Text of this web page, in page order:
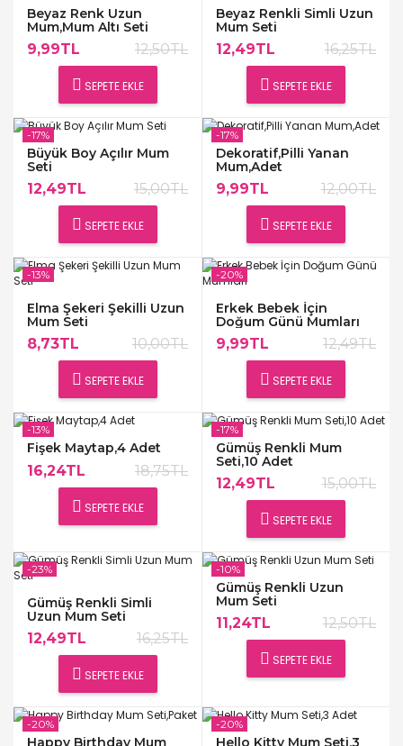
Beyaz Renk Uzun
Mum,Mum Altı Seti
9,99TL 12,50TL
SEPETE EKLE
Beyaz Renkli Simli Uzun
Mum Seti
12,49TL 16,25TL
SEPETE EKLE
Büyük Boy Açılır Mum
Seti
12,49TL 15,00TL
SEPETE EKLE
-17%
Dekoratif,Pilli Yanan
Mum,Adet
9,99TL 12,00TL
SEPETE EKLE
-17%
Elma Şekeri Şekilli Uzun
Mum Seti
8,73TL 10,00TL
SEPETE EKLE
-13%
Erkek Bebek İçin
Doğum Günü Mumları
9,99TL 12,49TL
SEPETE EKLE
-20%
Fişek Maytap,4 Adet
16,24TL 18,75TL
SEPETE EKLE
-13%
Gümüş Renkli Mum
Seti,10 Adet
12,49TL 15,00TL
SEPETE EKLE
-17%
Gümüş Renkli Simli
Uzun Mum Seti
12,49TL 16,25TL
SEPETE EKLE
-23%
Gümüş Renkli Uzun
Mum Seti
11,24TL 12,50TL
SEPETE EKLE
-10%
Happy Birthday Mum
-20%
Hello Kitty Mum Seti,3
-20%